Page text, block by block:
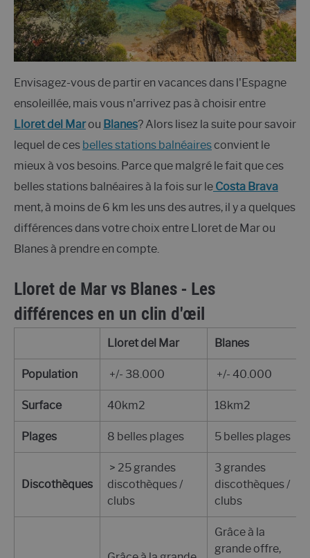
Envisagez-vous de partir en vacances dans l'Espagne
ensoleillée, mais vous n'arrivez pas à choisir entre
Lloret del Marou Blanes? Alors lisez la suite pour savoir
lequel de ces belles stations balnéairesconvient le
mieux à vos besoins. Parce que malgré le fait que ces
belles stations balnéaires à la fois sur le Costa Brava
ment, à moins de 6 km les uns des autres, il y a quelques
différences dans votre choix entre Lloret de Mar ou
Blanes à prendre en compte.
Lloret de Mar vs Blanes - Les
différences en un clin d'œil
Lloret del Mar Blanes
Population +/- 38.000 +/- 40.000
Surface 40km2 18km2
Plages 8 belles plages 5 belles plages
Discothèques
> 25 grandes
discothèques /
clubs
3 grandes
discothèques /
clubs
Grâce à la
grande offre,